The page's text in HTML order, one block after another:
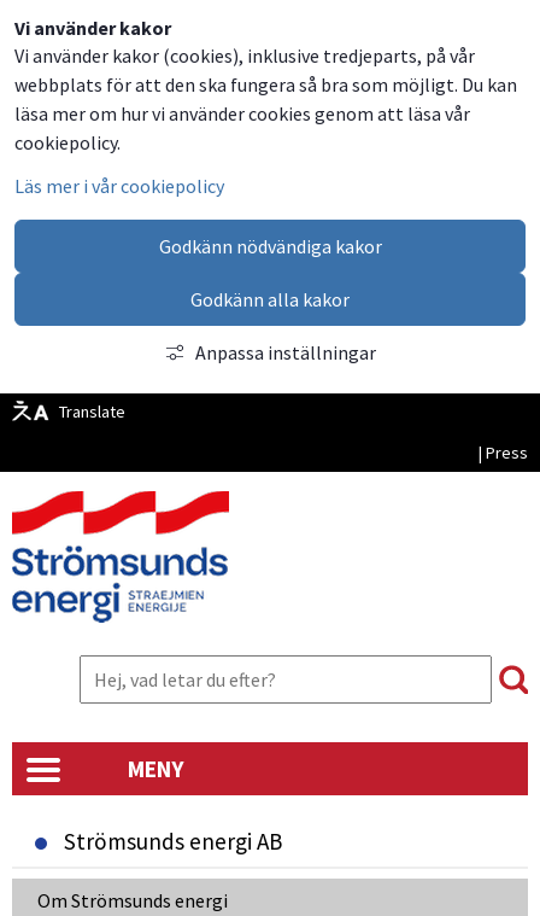
Vi använder kakor
Vi använder kakor (cookies), inklusive tredjeparts, på vår
webbplats för att den ska fungera så bra som möjligt. Du kan
läsa mer om hur vi använder cookies genom att läsa vår
cookiepolicy.
Läs mer i vår cookiepolicy
Godkänn nödvändiga kakor
Godkänn alla kakor
Anpassa inställningar
Translate
| Press
MENY
Strömsunds energi AB
Om Strömsunds energi
Dela
på
Facebook
Dela
på
Twitter
Dela
på
LinkedIn
Dela
via
email